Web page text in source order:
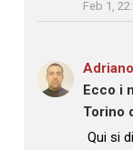
Feb 1,
Ecco i
Torino
: “
Qui si